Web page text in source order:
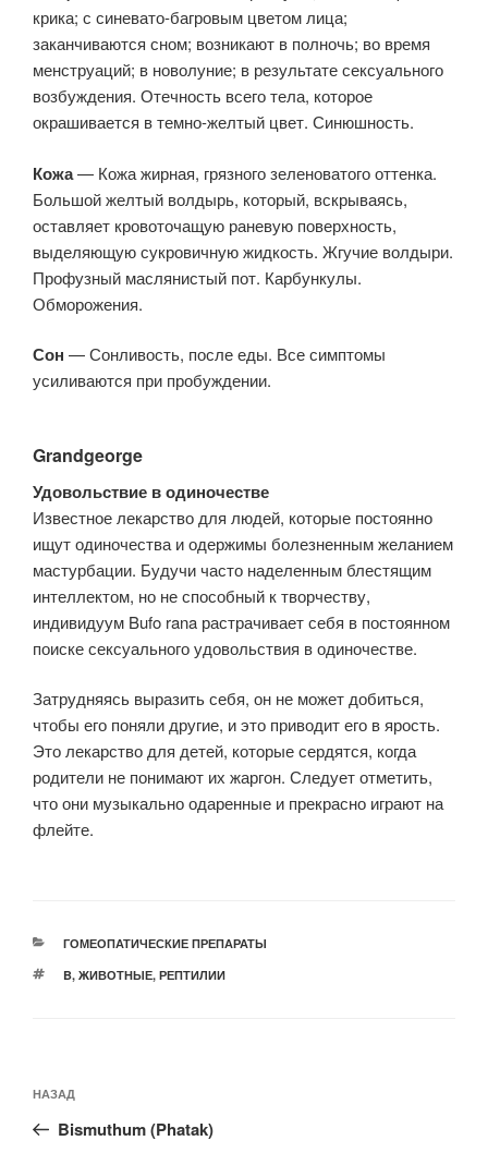
крика; с синевато-багровым цветом лица;
заканчиваются сном; возникают в полночь; во время
менструаций; в новолуние; в результате сексуального
возбуждения. Отечность всего тела, которое
окрашивается в темно-желтый цвет. Синюшность.
Кожа— Кожа жирная, грязного зеленоватого оттенка.
Большой желтый волдырь, который, вскрываясь,
оставляет кровоточащую раневую поверхность,
выделяющую сукровичную жидкость. Жгучие волдыри.
Профузный маслянистый пот. Карбункулы.
Обморожения.
Сон — Сонливость, после еды. Все симптомы
усиливаются при пробуждении.
Grandgeorge
Удовольствие в одиночестве
Известное лекарство для людей, которые постоянно
ищут одиночества и одержимы болезненным желанием
мастурбации. Будучи часто наделенным блестящим
интеллектом, но не способный к творчеству,
индивидуум Bufo rana растрачивает себя в постоянном
поиске сексуального удовольствия в одиночестве.
Затрудняясь выразить себя, он не может добиться,
чтобы его поняли другие, и это приводит его в ярость.
Это лекарство для детей, которые сердятся, когда
родители не понимают их жаргон. Следует отметить,
что они музыкально одаренные и прекрасно играют на
флейте.
РУБРИКИ
ГОМЕОПАТИЧЕСКИЕ ПРЕПАРАТЫ
МЕТКИ
B, ЖИВОТНЫЕ, РЕПТИЛИИ
по
записям
Предыдущая
запись:
НАЗАД
Bismuthum (Phatak)